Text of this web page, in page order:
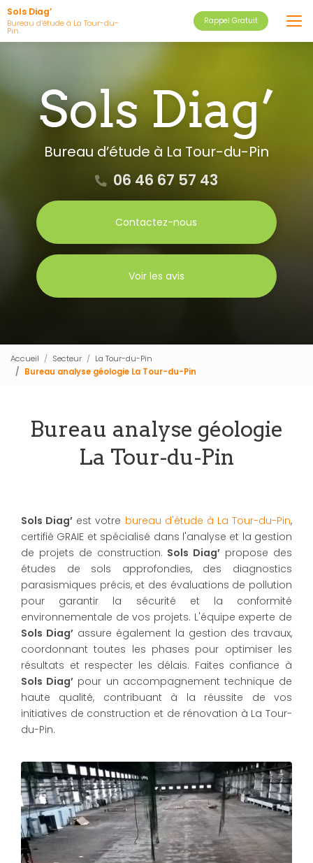
Aller
au
contenu
Sols Diag’
Bureau d’étude à La Tour-du-
Pin
Rappel Gratuit
Bureau d’étude à La Tour-du-Pin
06 46 67 57 43
Contactez-nous
Voir les avis
Accueil Secteur
La Tour-du-Pin
Bureau analyse géologie La Tour-du-Pin
Bureau analyse géologie
La Tour-du-Pin
Sols Diag’ est votre bureau d'étude à La Tour-du-Pin,
certifié GRAIE et spécialisé dans l'analyse et la gestion
de projets de construction. Sols Diag’ propose des
études de sols approfondies, des diagnostics
parasismiques précis, et des évaluations de pollution
pour garantir la sécurité et la conformité
environnementale de vos projets. L'équipe experte de
Sols Diag’ assure également la gestion des travaux,
coordonnant toutes les phases pour optimiser les
résultats et respecter les délais. Faites confiance à
Sols Diag’ pour un accompagnement technique de
haute qualité, contribuant à la réussite de vos
initiatives de construction et de rénovation à La Tour-
du-Pin.